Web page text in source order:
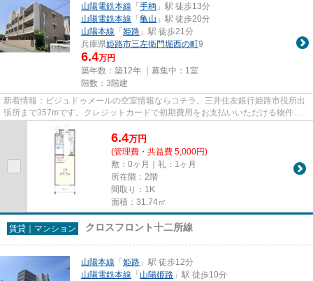
山陽電鉄本線 「手柄 」駅 徒歩13分
山陽電鉄本線 「亀山 」駅 徒歩20分
山陽本線 「姫路 」駅 徒歩21分
兵庫県姫路市三左衛門堀西の町9
6.4万円
築年数：築12年 ｜募集中： 1室
階数：3階建
新着情報：ビジュドゥメールの空室情報ならコチラ。三井住友銀行姫路市役所出
張所まで357mです。クレジットカードで初期費用をお支払いいただける物件で
す。タイル張りのきれいな外観...
6.4万円
(管理費・共益費 5,000円)
敷：0ヶ月｜礼：1ヶ月
所在階：2階
間取り：1K
面積：31.74㎡
賃貸｜マンション クロスフロント十二所線
山陽本線 「姫路 」駅 徒歩12分
山陽電鉄本線 「山陽姫路 」駅 徒歩10分